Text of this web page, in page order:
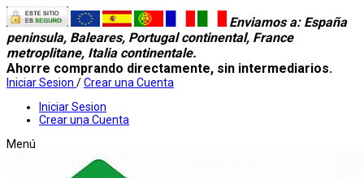
Enviamos a: España
peninsula, Baleares, Portugal continental, France
metroplitane, Italia continentale.
Ahorre comprando directamente, sin intermediarios.
Iniciar Sesion /Crear una Cuenta
Iniciar Sesion
Crear una Cuenta
Menú